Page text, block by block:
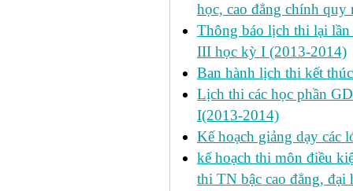
học, cao đẳng chính quy
Thông báo lịch thi lại
III học kỳ I (2013-2014)
Ban hành lịch thi kết
Lịch thi các học phần
I(2013-2014)
Kế hoạch giảng dạy các
kế hoạch thi môn điều
thi TN bậc cao đẳng, đại